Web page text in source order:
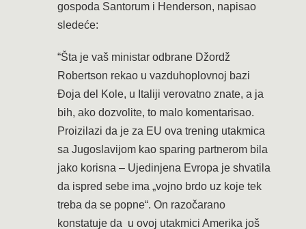
gospoda Santorum i Henderson, napisao
sledeće:
“Šta je vaš ministar odbrane Džordž
Robertson rekao u vazduhoplovnoj bazi
Đoja del Kole, u Italiji verovatno znate, a ja
bih, ako dozvolite, to malo komentarisao.
Proizilazi da je za EU ova trening utakmica
sa Jugoslavijom kao sparing partnerom bila
jako korisna – Ujedinjena Evropa je shvatila
da ispred sebe ima „vojno brdo uz koje tek
treba da se popne“. On razočarano
konstatuje da u ovoj utakmici Amerika još